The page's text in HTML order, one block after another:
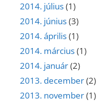
2014. július(1)
2014. június(3)
2014. április(1)
2014. március(1)
2014. január(2)
2013. december(2)
2013. november(1)